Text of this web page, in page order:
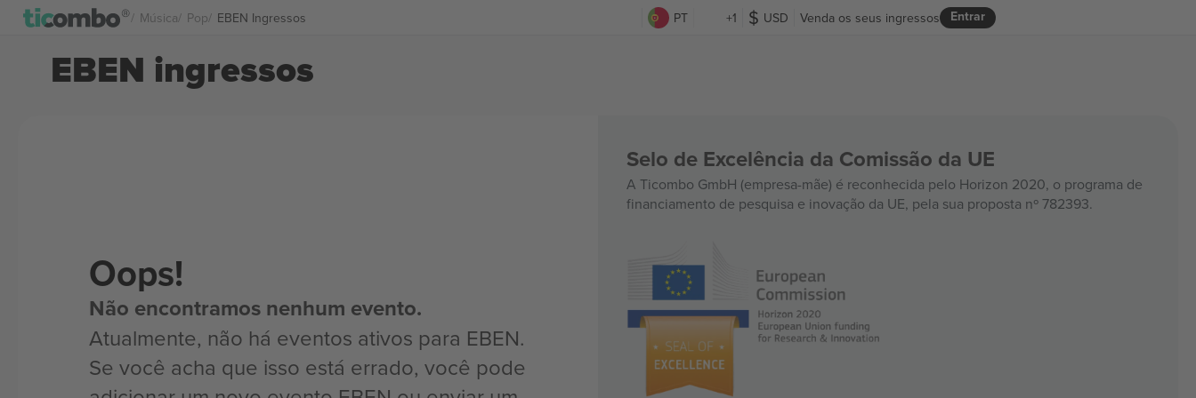
Música Pop EBEN Ingressos PT +1 USD Entrar
Venda os seus ingressos
EBEN ingressos
Oops!
Não encontramos nenhum evento.
Atualmente, não há eventos ativos para EBEN.
Se você acha que isso está errado, você pode
Selo de Excelência da Comissão da UE
A Ticombo GmbH (empresa-mãe) é reconhecida pelo Horizon 2020, o programa de
financiamento de pesquisa e inovação da UE, pela sua proposta nº 782393.